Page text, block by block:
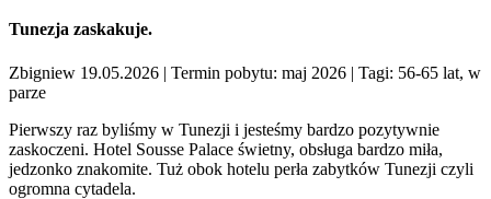
Tunezja zaskakuje.
Zbigniew 19.05.2026 | Termin pobytu: maj 2026 | Tagi: 56-65 lat, w
parze
Pierwszy raz byliśmy w Tunezji i jesteśmy bardzo pozytywnie
zaskoczeni. Hotel Sousse Palace świetny, obsługa bardzo miła,
jedzonko znakomite. Tuż obok hotelu perła zabytków Tunezji czyli
ogromna cytadela.